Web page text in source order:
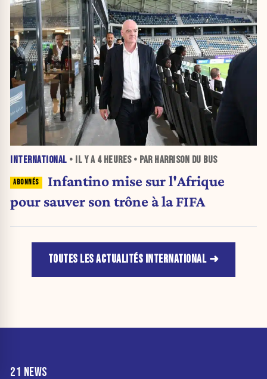
INTERNATIONAL • IL Y A 4 HEURES• PAR HARRISON DU BUS
Infantino mise sur l'Afrique
pour sauver son trône à la FIFA
TOUTES LES ACTUALITÉS INTERNATIONAL
21 NEWS